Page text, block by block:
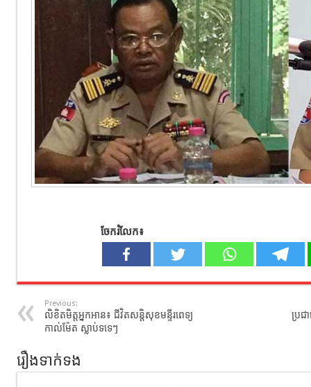
ចែករំលែក៖
Previous:
លិខិតមិត្តអ្នកអាន៖ ជីវិត​សន្តិសុខ​មន្ទីរពេទ្យ
កាល់ម៉ែត ស្លាប់ទទេៗ
ប្រជ
រឿងទាក់ទង